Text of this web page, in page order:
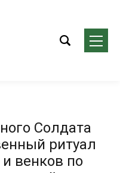
Солдата
ритуал
венков по